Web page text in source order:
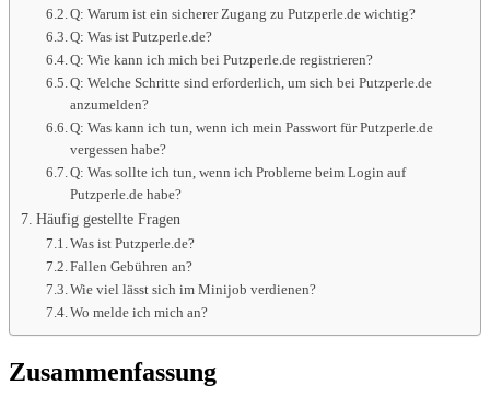
Q: Warum ist ein sicherer Zugang zu Putzperle.de wichtig?
Q: Was ist Putzperle.de?
Q: Wie kann ich mich bei Putzperle.de registrieren?
Q: Welche Schritte sind erforderlich, um sich bei Putzperle.de
anzumelden?
Q: Was kann ich tun, wenn ich mein Passwort für Putzperle.de
vergessen habe?
Q: Was sollte ich tun, wenn ich Probleme beim Login auf
Putzperle.de habe?
Häufig gestellte Fragen
Was ist Putzperle.de?
Fallen Gebühren an?
Wie viel lässt sich im Minijob verdienen?
Wo melde ich mich an?
Zusammenfassung